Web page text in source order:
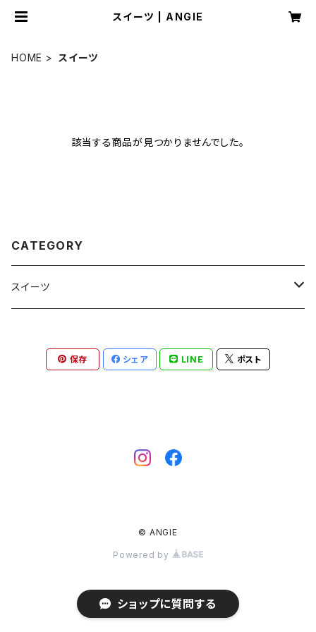
スイーツ | ANGIE
HOME スイーツ
該当する商品が見つかりませんでした。
CATEGORY
スイーツ
保存 シェア LINE ポスト
© ANGIE
Powered by
ショップに質問する